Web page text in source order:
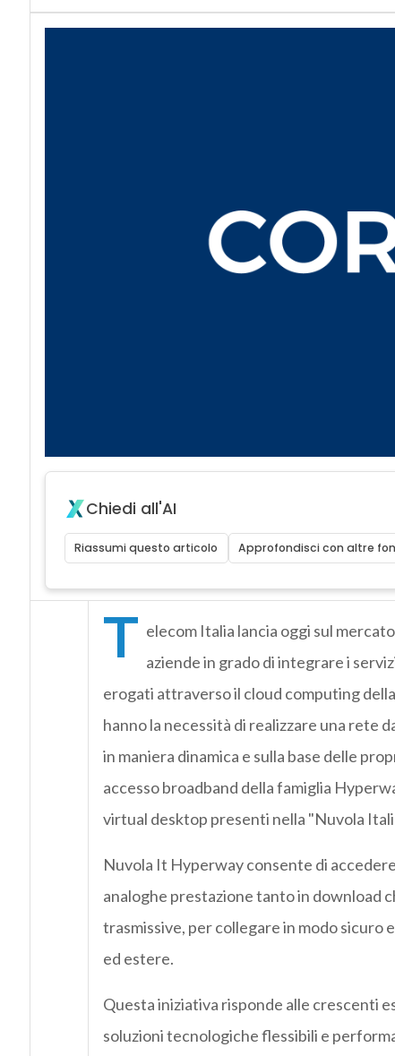
Chiedi all'AI
Riassumi questo articolo Approfondisci con altre
T elecom Italia lancia oggi sul
aziende in grado di integrare i
erogati attraverso il cloud computing
hanno la necessità di realizzare una rete
in maniera dinamica e sulla base delle
accesso broadband della famiglia
virtual desktop presenti nella "Nuvola
Nuvola It Hyperway consente di
analoghe prestazione tanto in download
trasmissive, per collegare in modo sicuro
ed estere.
Questa iniziativa risponde alle crescenti
soluzioni tecnologiche flessibili e